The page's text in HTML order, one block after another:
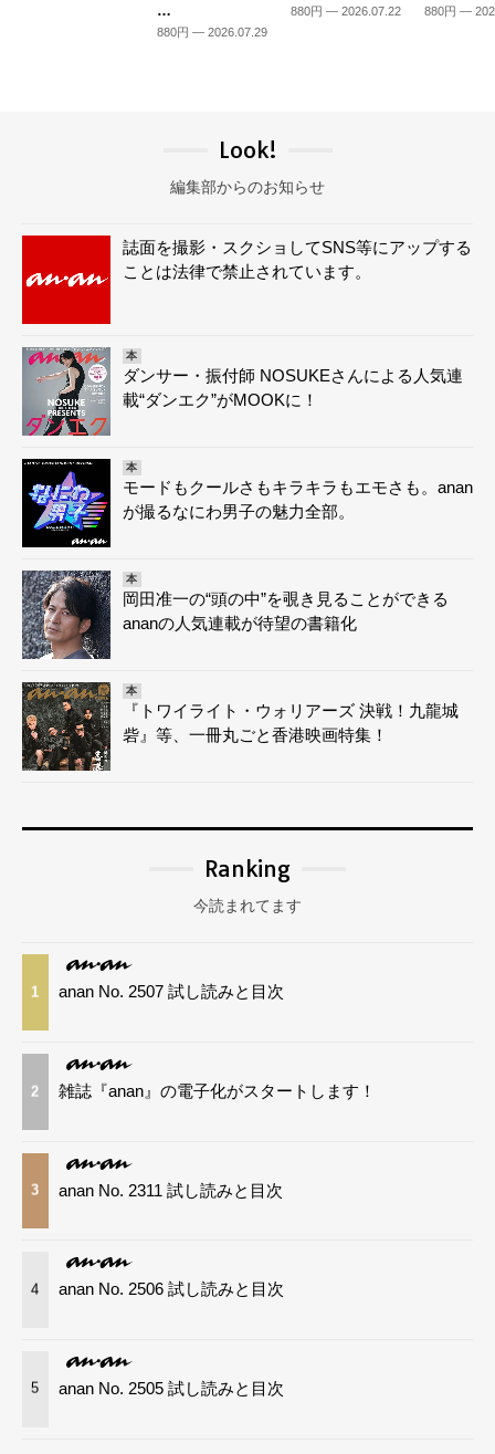
…
880円 — 2026.07.29
880円 — 2026.07.22 880円 —
Look!
編集部からのお知らせ
誌面を撮影・スクショしてSNS等にアップする
ことは法律で禁止されています。
本
ダンサー・振付師 NOSUKEさんによる人気連
載“ダンエク”がMOOKに！
本
モードもクールさもキラキラもエモさも。anan
が撮るなにわ男子の魅力全部。
本
岡田准一の“頭の中”を覗き見ることができる
ananの人気連載が待望の書籍化
本
『トワイライト・ウォリアーズ 決戦！九龍城
砦』等、一冊丸ごと香港映画特集！
Ranking
今読まれてます
1 anan No. 2507 試し読みと目次
2 雑誌『anan』の電子化がスタートします！
3 anan No. 2311 試し読みと目次
4 anan No. 2506 試し読みと目次
5 anan No. 2505 試し読みと目次